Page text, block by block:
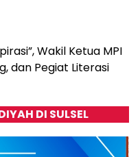
Wakil Ketua MPI
dan Pegiat Literasi
DI SULSEL